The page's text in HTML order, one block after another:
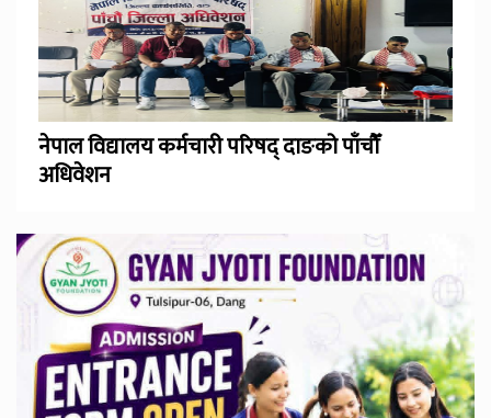
नेपाल विद्यालय कर्मचारी परिषद् दाङको पाँचौँ
अधिवेशन